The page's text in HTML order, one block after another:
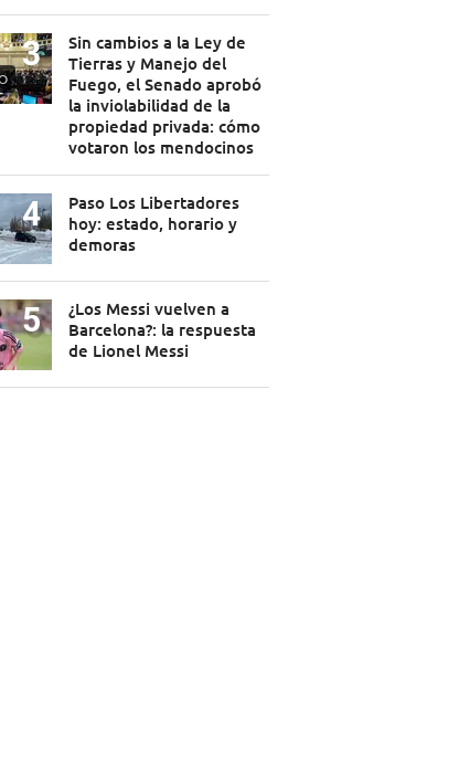
Sin cambios a la Ley de
Tierras y Manejo del
Fuego, el Senado aprobó
la inviolabilidad de la
propiedad privada: cómo
votaron los mendocinos
Paso Los Libertadores
hoy: estado, horario y
demoras
¿Los Messi vuelven a
Barcelona?: la respuesta
de Lionel Messi